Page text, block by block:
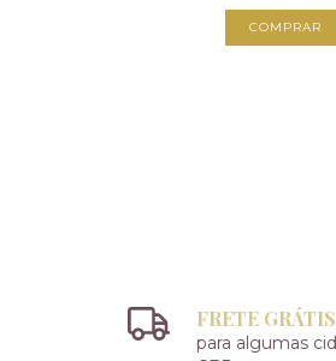
FRETE GRÁTIS
para algumas